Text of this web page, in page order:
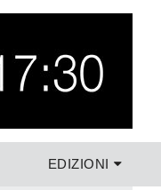
EDIZIONI